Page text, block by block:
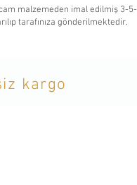
malzemeden imal edilmiş 3-
tarafınıza gönderilmektedir.
kargo